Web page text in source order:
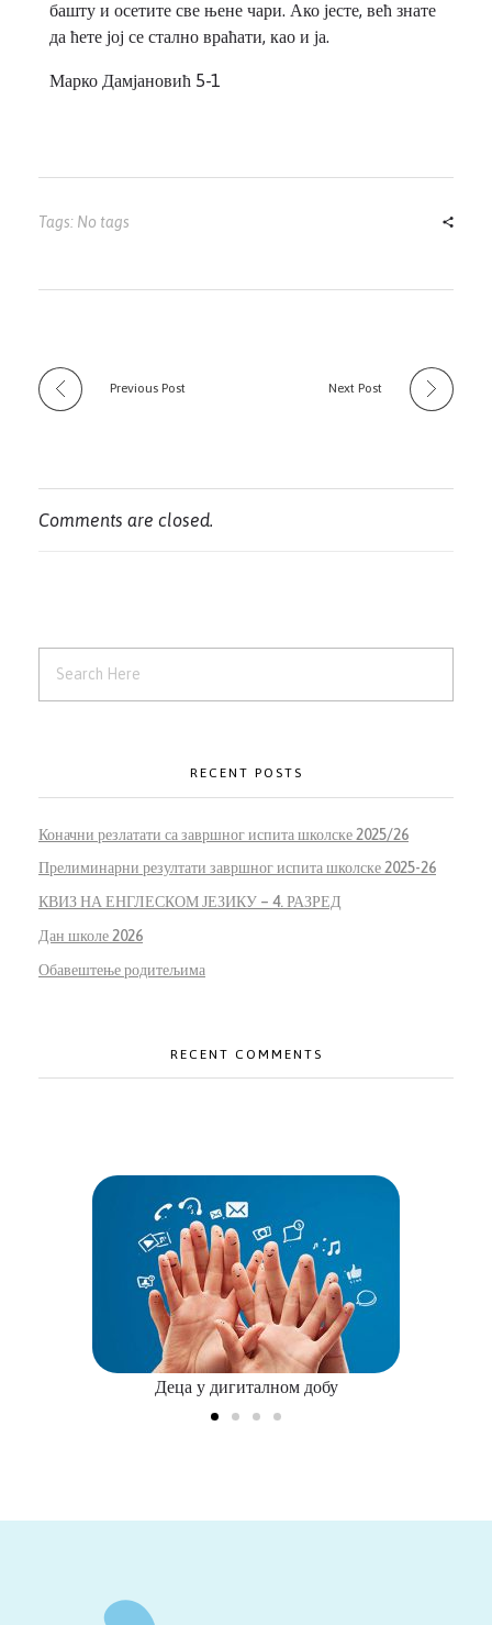
башту и осетите све њене чари. Ако јесте, већ знате
да ћете јој се стално враћати, као и ја.
Марко Дамјановић 5-1
Tags: No tags
Previous Post Next Post
Comments are closed.
RECENT POSTS
Коначни резлатати са завршног испита школске 2025/26
Прелиминарни резултати завршног испита школске 2025-26
КВИЗ НА ЕНГЛЕСКОМ ЈЕЗИКУ – 4. РАЗРЕД
Дан школе 2026
Обавештење родитељима
RECENT COMMENTS
Платформа за превенцију насиља